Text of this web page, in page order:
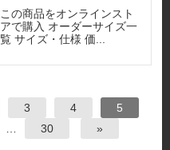
この商品をオンラインスト
アで購入 オーダーサイズ一
覧 サイズ・仕様 価...
3 4
5
… 30 »